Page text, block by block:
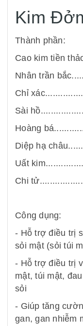
Kim
Thành phần:
Cao kim tiền
Nhân trần
Chỉ
Sài
Hoàng
Diệp hạ
Uất
Chi
Công dụng:
- Hỗ trợ điều trị
sỏi mật (sỏi túi
- Hỗ trợ điều trị
mật, túi mật,
sỏi
- Giúp tăng
gan, gan nhiễm